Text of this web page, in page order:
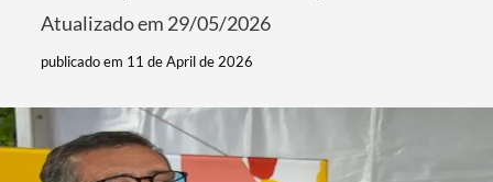
Atualizado em 29/05/2026
publicado em 11 de April de 2026